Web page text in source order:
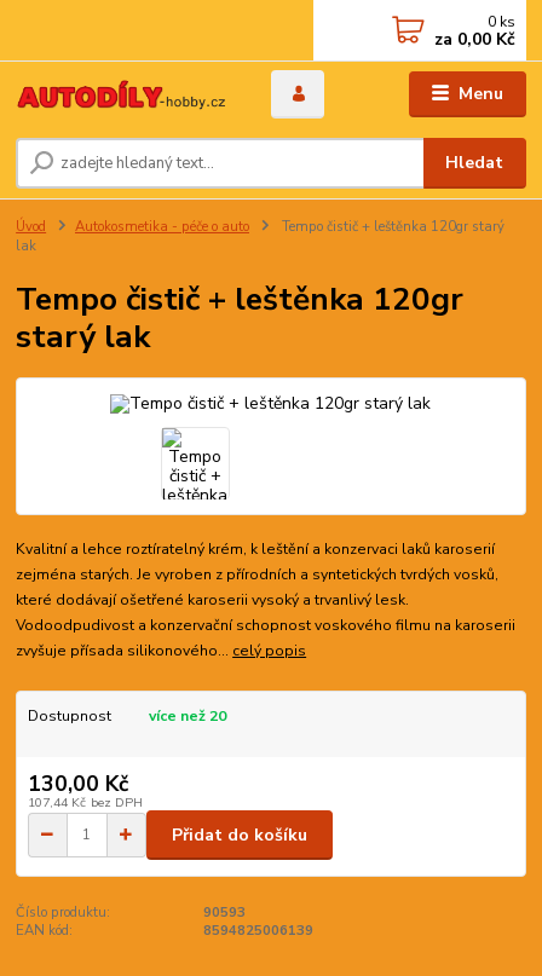
Menu
Hledat
0 ks
za 0,00 Kč
Úvod Autokosmetika - péče o auto
Tempo čistič + leštěnka 120gr starý
lak
Tempo čistič + leštěnka 120gr
starý lak
Kvalitní a lehce roztíratelný krém, k leštění a konzervaci laků karoserií
zejména starých. Je vyroben z přírodních a syntetických tvrdých vosků,
které dodávají ošetřené karoserii vysoký a trvanlivý lesk.
Vodoodpudivost a konzervační schopnost voskového filmu na karoserii
zvyšuje přísada silikonového... celý popis
Dostupnost více než 20
130,00 Kč
107,44 Kč bez DPH
Přidat do košíku
Číslo produktu:
90593
EAN kód:
8594825006139